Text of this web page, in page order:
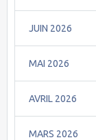
JUIN 2026
MAI 2026
AVRIL 2026
MARS 2026